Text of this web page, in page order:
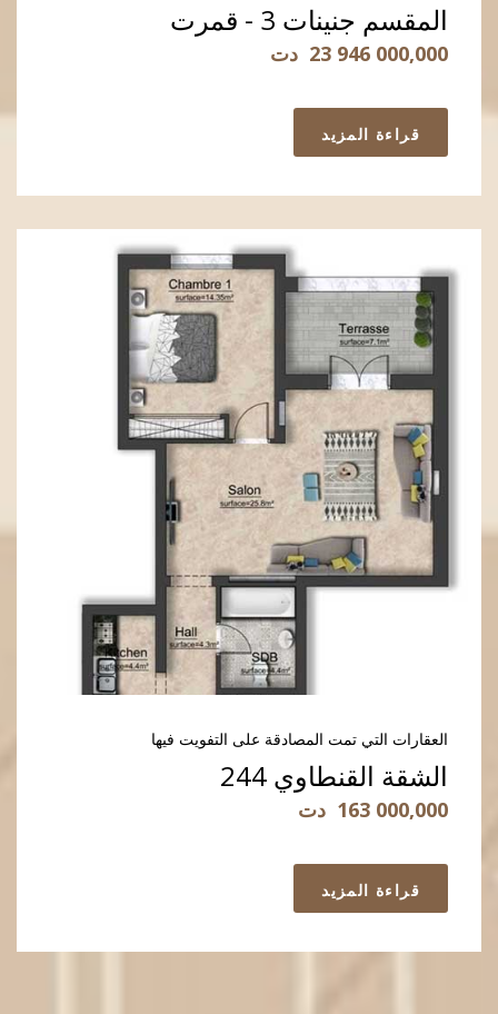
المقسم جنينات 3 - قمرت
23 946 000,000 دت
قراءة المزيد
العقارات التي تمت المصادقة على التفويت فيها
الشقة القنطاوي 244
163 000,000 دت
قراءة المزيد